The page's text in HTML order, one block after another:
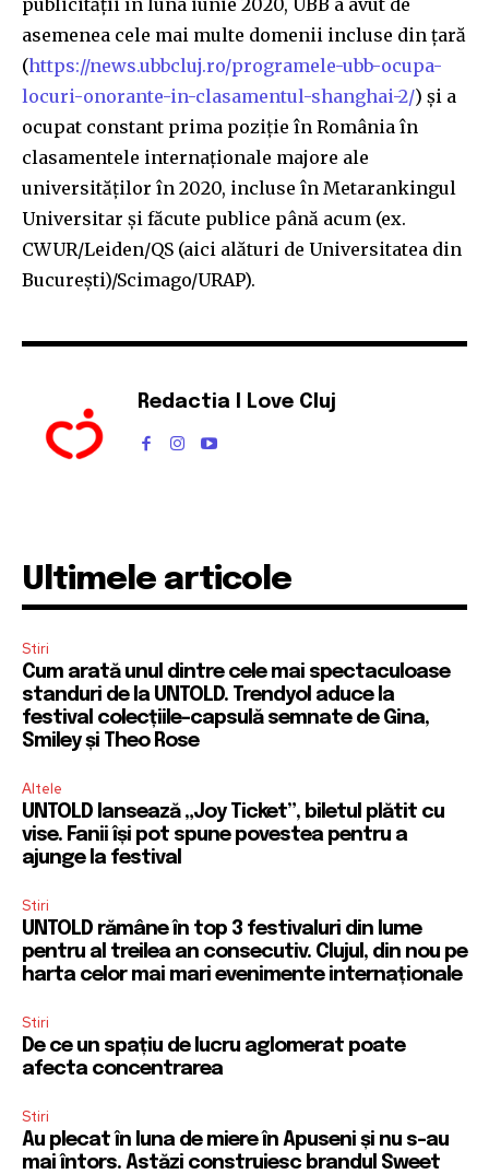
asemenea cele mai multe domenii incluse din țară
(https://news.ubbcluj.ro/programele-ubb-ocupa-
locuri-onorante-in-clasamentul-shanghai-2/) și a
ocupat constant prima poziție în România în
clasamentele internaționale majore ale
universităților în 2020, incluse în Metarankingul
Universitar și făcute publice până acum (ex.
CWUR/Leiden/QS (aici alături de Universitatea din
București)/Scimago/URAP).
Redactia I Love Cluj
Ultimele articole
Stiri
Cum arată unul dintre cele mai spectaculoase
standuri de la UNTOLD. Trendyol aduce la
festival colecțiile-capsulă semnate de Gina,
Smiley și Theo Rose
Altele
UNTOLD lansează „Joy Ticket”, biletul plătit cu
vise. Fanii își pot spune povestea pentru a
ajunge la festival
Stiri
UNTOLD rămâne în top 3 festivaluri din lume
pentru al treilea an consecutiv. Clujul, din nou pe
harta celor mai mari evenimente internaționale
Stiri
De ce un spațiu de lucru aglomerat poate
afecta concentrarea
Stiri
Au plecat în luna de miere în Apuseni și nu s-au
mai întors. Astăzi construiesc brandul Sweet